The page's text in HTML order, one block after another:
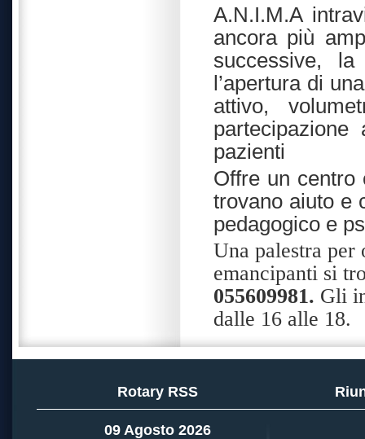
A.N.I.M.A
ancora più
successive,
l’apertura di
attivo,
pazienti
Offre un centro
trovano aiuto e
pedagogico e
Una palestra
emancipanti si
055609981. Gli
dalle 16 alle 18.
Rotary RSS
09 Agosto 2026